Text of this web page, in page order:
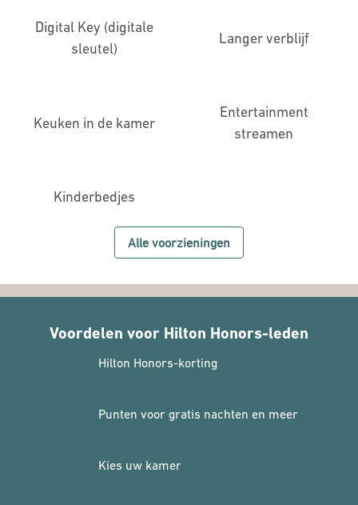
Digital Key (digitale
sleutel)
Langer verblijf
Keuken in de kamer
Entertainment
streamen
Kinderbedjes
Alle voorzieningen
Voordelen voor Hilton Honors-leden
Hilton Honors-korting
Punten voor gratis nachten en meer
Kies uw kamer